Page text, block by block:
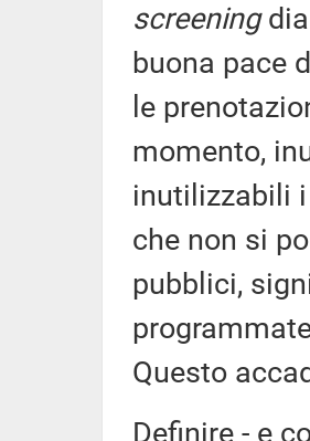
screening
buona pace
le
momento,
inutilizzabili
che non si
pubblici,
Questo
Definire - e